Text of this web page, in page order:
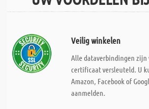
Veilig winkelen
Alle dataverbindingen zijn
certificaat versleuteld. U
Amazon, Facebook of
aanmelden.